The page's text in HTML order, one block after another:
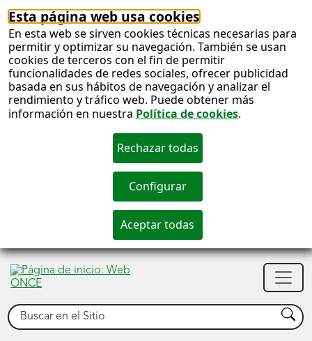
Esta página web usa cookies
En esta web se sirven cookies técnicas necesarias para
permitir y optimizar su navegación. También se usan
cookies de terceros con el fin de permitir
funcionalidades de redes sociales, ofrecer publicidad
basada en sus hábitos de navegación y analizar el
rendimiento y tráfico web. Puede obtener más
información en nuestra Política de cookies.
Buscar Buscar
Servicios Sociales